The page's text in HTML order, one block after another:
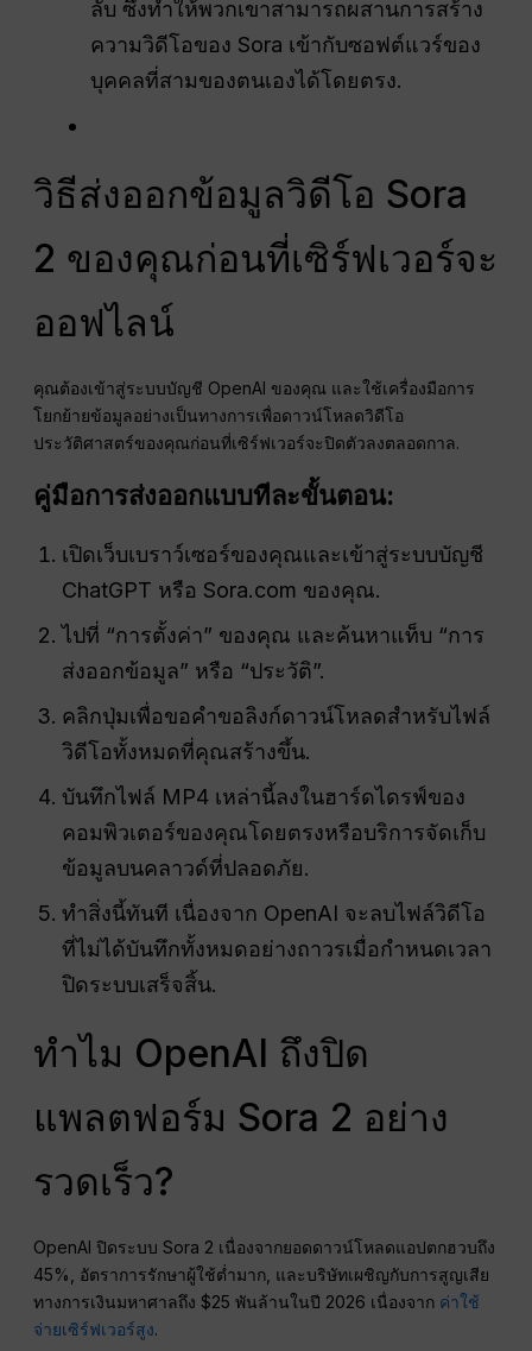
ลับ ซึ่งทำให้พวกเขาสามารถผสานการสร้าง
ความวิดีโอของ Sora เข้ากับซอฟต์แวร์ของ
บุคคลที่สามของตนเองได้โดยตรง.
วิธีส่งออกข้อมูลวิดีโอ Sora
2 ของคุณก่อนที่เซิร์ฟเวอร์จะ
ออฟไลน์
คุณต้องเข้าสู่ระบบบัญชี OpenAI ของคุณ และใช้เครื่องมือการ
โยกย้ายข้อมูลอย่างเป็นทางการเพื่อดาวน์โหลดวิดีโอ
ประวัติศาสตร์ของคุณก่อนที่เซิร์ฟเวอร์จะปิดตัวลงตลอดกาล.
คู่มือการส่งออกแบบทีละขั้นตอน:
เปิดเว็บเบราว์เซอร์ของคุณและเข้าสู่ระบบบัญชี
ChatGPT หรือ Sora.com ของคุณ.
ไปที่ “การตั้งค่า” ของคุณ และค้นหาแท็บ “การ
ส่งออกข้อมูล” หรือ “ประวัติ”.
คลิกปุ่มเพื่อขอคำขอลิงก์ดาวน์โหลดสำหรับไฟล์
วิดีโอทั้งหมดที่คุณสร้างขึ้น.
บันทึกไฟล์ MP4 เหล่านี้ลงในฮาร์ดไดรฟ์ของ
คอมพิวเตอร์ของคุณโดยตรงหรือบริการจัดเก็บ
ข้อมูลบนคลาวด์ที่ปลอดภัย.
ทำสิ่งนี้ทันที เนื่องจาก OpenAI จะลบไฟล์วิดีโอ
ที่ไม่ได้บันทึกทั้งหมดอย่างถาวรเมื่อกำหนดเวลา
ปิดระบบเสร็จสิ้น.
ทำไม OpenAI ถึงปิด
แพลตฟอร์ม Sora 2 อย่าง
รวดเร็ว?
OpenAI ปิดระบบ Sora 2 เนื่องจากยอดดาวน์โหลดแอปตกฮวบถึง
45%, อัตราการรักษาผู้ใช้ต่ำมาก, และบริษัทเผชิญกับการสูญเสีย
ทางการเงินมหาศาลถึง $25 พันล้านในปี 2026 เนื่องจาก ค่าใช้
จ่ายเซิร์ฟเวอร์สูง.